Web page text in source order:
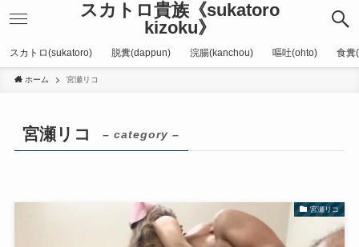
スカトロ貴族《sukatoro
kizoku》
スカトロ(sukatoro) 脱糞(dappun) 浣腸(kanchou) 嘔吐(ohto) 食糞
ホーム 宮瀬リコ
宮瀬リコ – category –
宮瀬リコ